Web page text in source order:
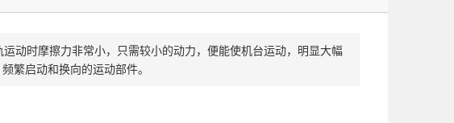
动时摩擦力非常小，只需较小的动力，便能使机台运动，明显大幅
繁启动和换向的运动部件。